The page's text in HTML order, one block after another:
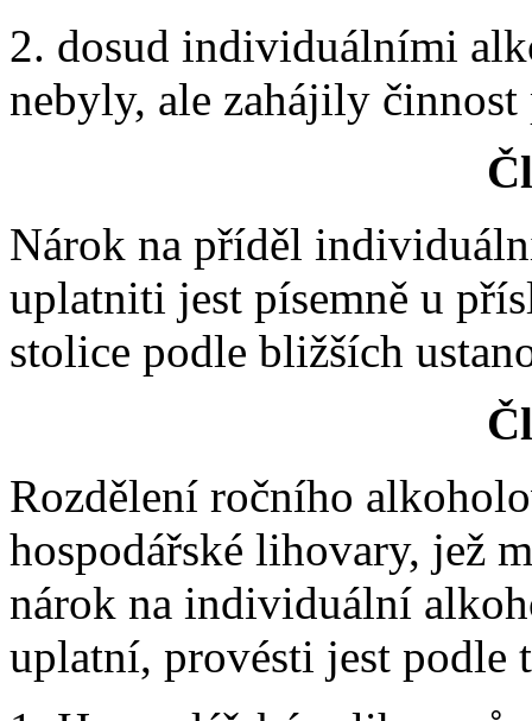
2. dosud individuálními
nebyly, ale zahájily
Nárok na příděl
uplatniti jest písemně u
stolice podle bližších
Rozdělení ročního
hospodářské lihovary, jež
nárok na individuální
uplatní, provésti jest podle